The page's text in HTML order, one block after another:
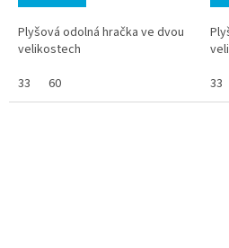
Plyšová odolná hračka ve dvou
velikostech
33
60
33